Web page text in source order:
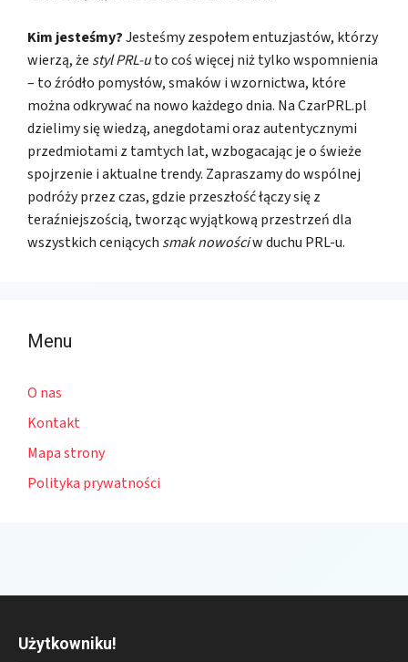
Kim jesteśmy?Jesteśmy zespołem entuzjastów, którzy
wierzą, że styl PRL-uto coś więcej niż tylko wspomnienia
– to źródło pomysłów, smaków i wzornictwa, które
można odkrywać na nowo każdego dnia. Na CzarPRL.pl
dzielimy się wiedzą, anegdotami oraz autentycznymi
przedmiotami z tamtych lat, wzbogacając je o świeże
spojrzenie i aktualne trendy. Zapraszamy do wspólnej
podróży przez czas, gdzie przeszłość łączy się z
teraźniejszością, tworząc wyjątkową przestrzeń dla
wszystkich ceniących smak nowościw duchu PRL-u.
Menu
O nas
Kontakt
Mapa strony
Polityka prywatności
Użytkowniku!